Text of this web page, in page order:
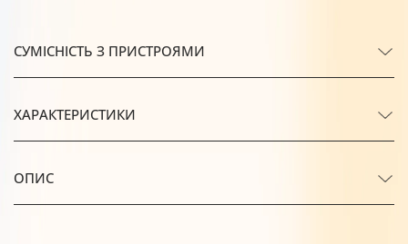
СУМІСНІСТЬ З ПРИСТРОЯМИ
ХАРАКТЕРИСТИКИ
ОПИС